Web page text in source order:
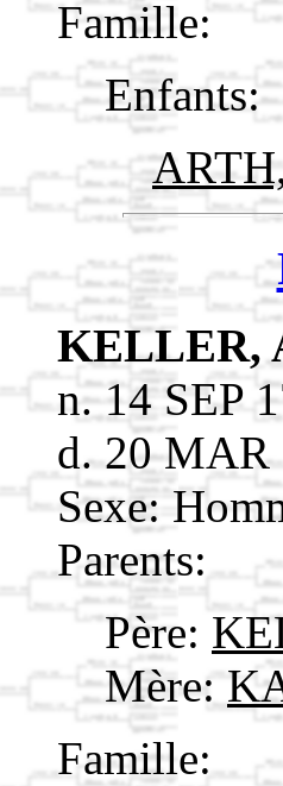
Famille:
Enfants:
KELLER,
n. 14 SEP
d. 20 MAR
Sexe:
Parents:
Père:
Mère:
Famille: